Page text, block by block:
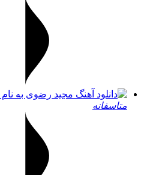
متاسفانه